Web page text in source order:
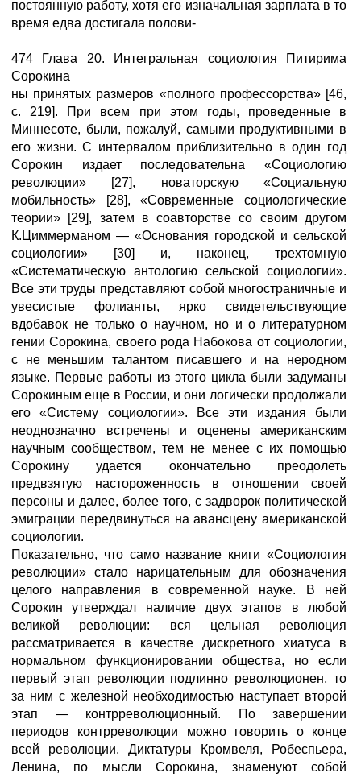
постоянную работу, хотя его изначальная зарплата в то
время едва достигала полови-
474 Глава 20. Интегральная социология Питирима
Сорокина
ны принятых размеров «полного профессорства» [46,
с. 219]. При всем при этом годы, проведенные в
Миннесоте, были, пожалуй, самыми продуктивными в
его жизни. С интервалом приблизительно в один год
Сорокин издает последовательна «Социологию
революции» [27], новаторскую «Социальную
мобильность» [28], «Современные социологические
теории» [29], затем в соавторстве со своим другом
К.Циммерманом — «Основания городской и сельской
социологии» [30] и, наконец, трехтомную
«Систематическую антологию сельской социологии».
Все эти труды представляют собой многостраничные и
увесистые фолианты, ярко свидетельствующие
вдобавок не только о научном, но и о литературном
гении Сорокина, своего рода Набокова от социологии,
с не меньшим талантом писавшего и на неродном
языке. Первые работы из этого цикла были задуманы
Сорокиным еще в России, и они логически продолжали
его «Систему социологии». Все эти издания были
неоднозначно встречены и оценены американским
научным сообществом, тем не менее с их помощью
Сорокину удается окончательно преодолеть
предвзятую настороженность в отношении своей
персоны и далее, более того, с задворок политической
эмиграции передвинуться на авансцену американской
социологии.
Показательно, что само название книги «Социология
революции» стало нарицательным для обозначения
целого направления в современной науке. В ней
Сорокин утверждал наличие двух этапов в любой
великой революции: вся цельная революция
рассматривается в качестве дискретного хиатуса в
нормальном функционировании общества, но если
первый этап революции подлинно революционен, то
за ним с железной необходимостью наступает второй
этап — контрреволюционный. По завершении
периодов контрреволюции можно говорить о конце
всей революции. Диктатуры Кромвеля, Робеспьера,
Ленина, по мысли Сорокина, знаменуют собой